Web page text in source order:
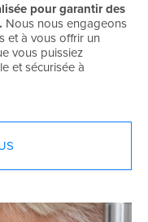
pour garantir des
Nous nous engageons
et à vous offrir un
vous puissiez
et sécurisée à